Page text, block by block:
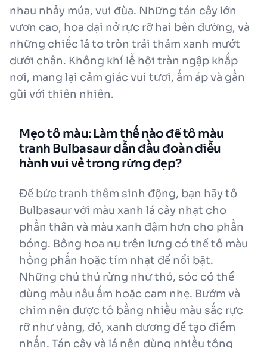
nhau nhảy múa, vui đùa. Những tán cây lớn
vươn cao, hoa dại nở rực rỡ hai bên đường, và
những chiếc lá to tròn trải thảm xanh mướt
dưới chân. Không khí lễ hội tràn ngập khắp
nơi, mang lại cảm giác vui tươi, ấm áp và gần
gũi với thiên nhiên.
Mẹo tô màu: Làm thế nào để tô màu
tranh Bulbasaur dẫn đầu đoàn diễu
hành vui vẻ trong rừng đẹp?
Để bức tranh thêm sinh động, bạn hãy tô
Bulbasaur với màu xanh lá cây nhạt cho
phần thân và màu xanh đậm hơn cho phần
bóng. Bông hoa nụ trên lưng có thể tô màu
hồng phấn hoặc tím nhạt để nổi bật.
Những chú thú rừng như thỏ, sóc có thể
dùng màu nâu ấm hoặc cam nhẹ. Bướm và
chim nên được tô bằng nhiều màu sắc rực
rỡ như vàng, đỏ, xanh dương để tạo điểm
nhấn. Tán cây và lá nên dùng nhiều tông